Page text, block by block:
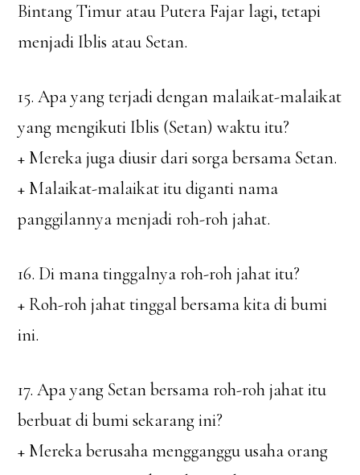
Bintang Timur atau Putera Fajar lagi, tetapi
menjadi Iblis atau Setan.
15. Apa yang terjadi dengan malaikat-malaikat
yang mengikuti Iblis (Setan) waktu itu?
+ Mereka juga diusir dari sorga bersama Setan.
+ Malaikat-malaikat itu diganti nama
panggilannya menjadi roh-roh jahat.
16. Di mana tinggalnya roh-roh jahat itu?
+ Roh-roh jahat tinggal bersama kita di bumi
ini.
17. Apa yang Setan bersama roh-roh jahat itu
berbuat di bumi sekarang ini?
+ Mereka berusaha mengganggu usaha orang